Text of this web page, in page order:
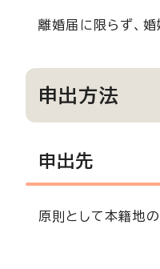
離婚届に限らず、婚
申出方法
申出先
原則として本籍地